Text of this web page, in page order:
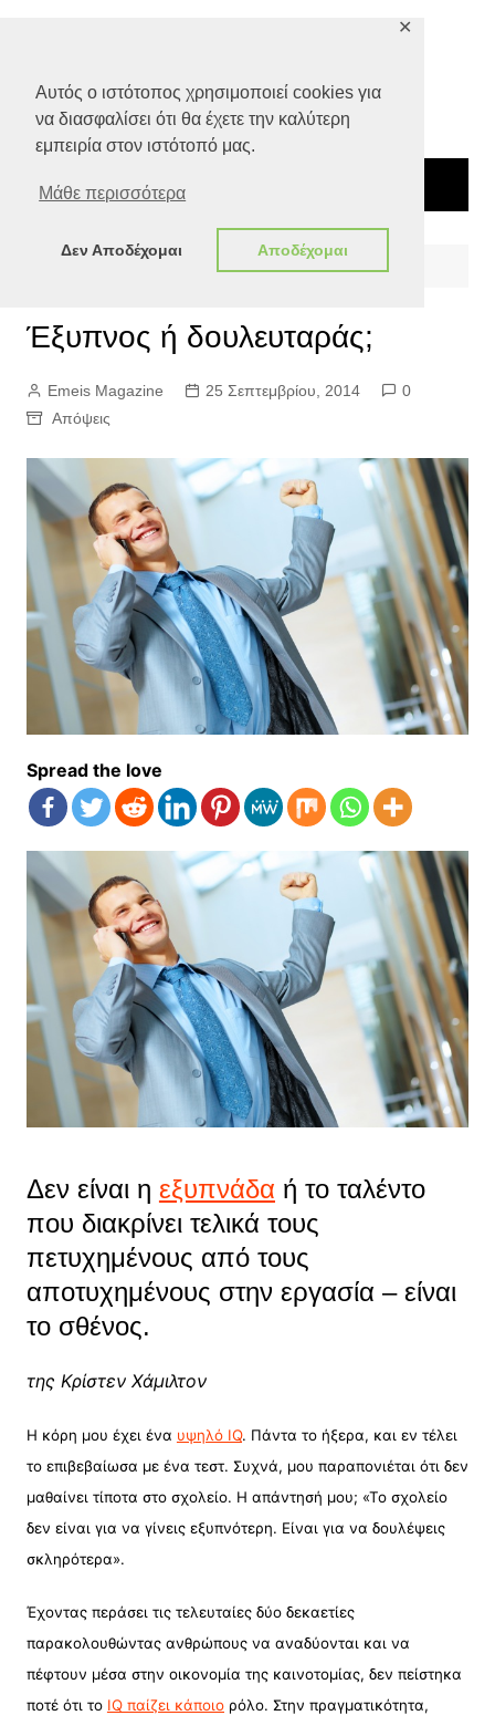
Αυτός ο ιστότοπος χρησιμοποιεί cookies για
να διασφαλίσει ότι θα έχετε την καλύτερη
εμπειρία στον ιστότοπό μας.
Μάθε περισσότερα
Δεν Αποδέχομαι Αποδέχομαι
✕
Έξυπνος ή δουλευταράς;
Έξυπνος ή δουλευταράς;
Emeis Magazine 25 Σεπτεμβρίου, 2014
0
Απόψεις
Spread the love
Δεν είναι η εξυπνάδα ή το ταλέντο
που διακρίνει τελικά τους
πετυχημένους από τους
αποτυχημένους στην εργασία – είναι
το σθένος.
της Κρίστεν Χάμιλτον
Η κόρη μου έχει ένα υψηλό IQ. Πάντα το ήξερα, και εν τέλει
το επιβεβαίωσα με ένα τεστ. Συχνά, μου παραπονιέται ότι δεν
μαθαίνει τίποτα στο σχολείο. Η απάντησή μου; «Το σχολείο
δεν είναι για να γίνεις εξυπνότερη. Είναι για να δουλέψεις
σκληρότερα».
Έχοντας περάσει τις τελευταίες δύο δεκαετίες
παρακολουθώντας ανθρώπους να αναδύονται και να
πέφτουν μέσα στην οικονομία της καινοτομίας, δεν πείστηκα
ποτέ ότι το IQ παίζει κάποιορόλο. Στην πραγματικότητα,